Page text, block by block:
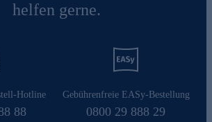
helfen gerne.
Hotline
88
Gebührenfreie EASy-Bestellung
0800 29 888 29